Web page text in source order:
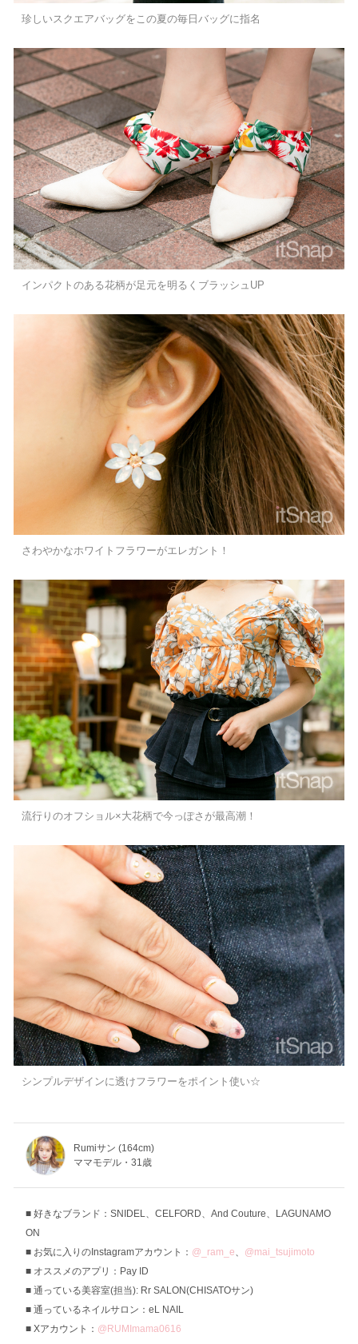
珍しいスクエアバッグをこの夏の毎日バッグに指名
インパクトのある花柄が足元を明るくブラッシュUP
さわやかなホワイトフラワーがエレガント！
流行りのオフショル×大花柄で今っぽさが最高潮！
シンプルデザインに透けフラワーをポイント使い☆
Rumiサン (164cm)
ママモデル・31歳
好きなブランド：SNIDEL、CELFORD、And Couture、LAGUNAMO
ON
お気に入りのInstagramアカウント： @_ram_e、 @mai_tsujimoto
オススメのアプリ：Pay ID
通っている美容室(担当): Rr SALON(CHISATOサン)
通っているネイルサロン：eL NAIL
Xアカウント： @RUMImama0616